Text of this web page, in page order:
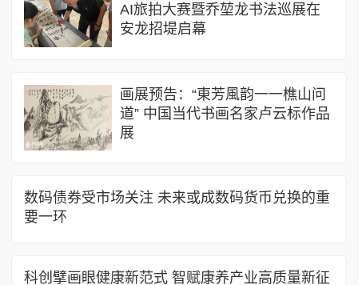
AI旅拍大赛暨乔堃龙书法巡展在
安龙招堤启幕
画展预告：“東芳風韵一一樵山问
道” 中国当代书画名家卢云标作品
展
数码债券受市场关注 未来或成数码货币兑换的重
要一环
科创擘画眼健康新范式 智赋康养产业高质量新征